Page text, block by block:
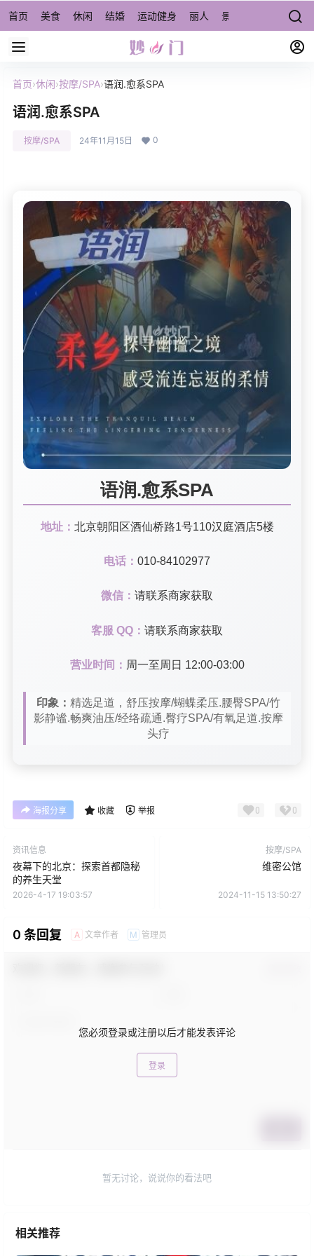
首页 美食 休闲 结婚 运动健身 丽人 景点/周边游 宠物
首页›休闲›按摩/SPA›语润.愈系SPA
语润.愈系SPA
按摩/SPA 24年11月15日 0
语润.愈系SPA
地址： 北京朝阳区酒仙桥路1号110汉庭酒店5楼
电话： 010-84102977
微信： 请联系商家获取
客服 QQ： 请联系商家获取
营业时间： 周一至周日 12:00-03:00
印象： 精选足道，舒压按摩/蝴蝶柔压.腰臀SPA/竹
影静谧.畅爽油压/经络疏通.臀疗SPA/有氧足道.按摩
头疗
海报分享 收藏 举报 0 0
资讯信息
夜幕下的北京：探索首都隐秘
的养生天堂
2026-4-17 19:03:57
按摩/SPA
维密公馆
2024-11-15 13:50:27
0 条回复 A 文章作者 M 管理员
您必须登录或注册以后才能发表评论
登录
暂无讨论，说说你的看法吧
相关推荐